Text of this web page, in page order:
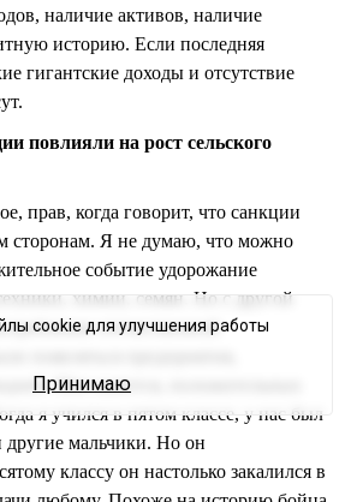
наличие активов, наличие
историю. Если последняя
гигантские доходы и отсутствие
повлияли на рост сельского
прав, когда говорит, что санкции
сторонам. Я не думаю, что можно
событие удорожание
химии, семян. Но с другой
отечественной
появляться предприятия,
Мне кажется, положительных
я учился в пятом классе, у нас был
другие мальчики. Но он
классу он настолько закалился в
cookie для улучшения работы
Принимаю